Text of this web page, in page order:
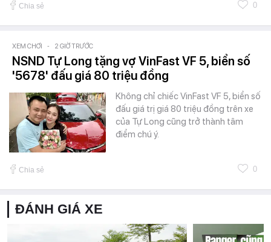
Chia sẻ 0
XEM CHƠI - 2 GIỜ TRƯỚC
NSND Tự Long tặng vợ VinFast VF 5, biển số
'5678' đấu giá 80 triệu đồng
Không chỉ chiếc VinFast VF 5, biển số
đấu giá trị giá 80 triệu đồng trên xe
của Tự Long cũng trở thành tâm
điểm chú ý.
Chia sẻ 0
ĐÁNH GIÁ XE